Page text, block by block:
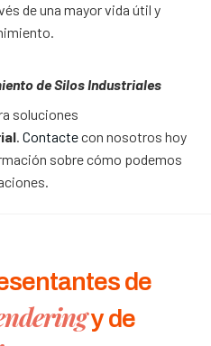
de una mayor vida útil y
de Silos Industriales
soluciones
. Contactecon nosotros hoy
sobre cómo podemos
de
y de